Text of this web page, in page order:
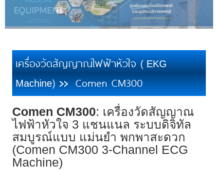
เครื่องวัดสัญญาณไฟฟ้าหัวใจ (EKG
Machine)>>Comen CM300
Comen CM300: เครื่องวัดสัญญาณ
ไฟฟ้าหัวใจ 3 แชนแนล ระบบดิจิทัล
สมบูรณ์แบบ แม่นยำ พกพาสะดวก
(Comen CM300 3-Channel ECG
Machine)